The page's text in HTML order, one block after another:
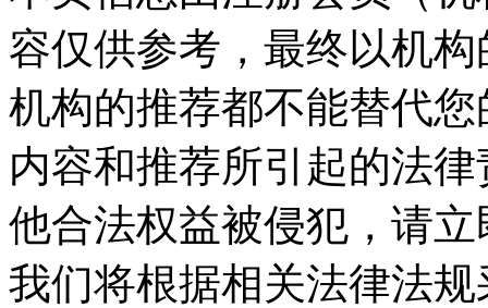
容仅供参考，最终以机
机构的推荐都不能替代
内容和推荐所引起的法
他合法权益被侵犯，请
我们将根据相关法律法